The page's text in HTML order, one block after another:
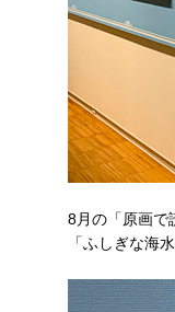
8月の「原画で
「ふしぎな海